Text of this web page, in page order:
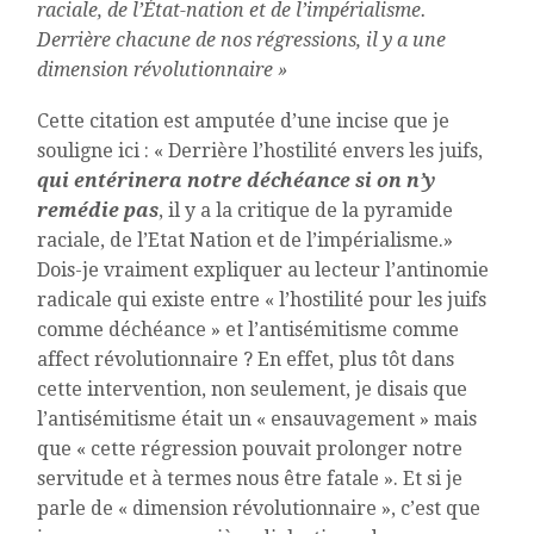
raciale, de l’État-nation et de l’impérialisme.
Derrière chacune de nos régressions, il y a une
dimension révolutionnaire »
Cette citation est amputée d’une incise que je
souligne ici : « Derrière l’hostilité envers les juifs,
qui entérinera notre déchéance si on n’y
remédie pas, il y a la critique de la pyramide
raciale, de l’Etat Nation et de l’impérialisme.»
Dois-je vraiment expliquer au lecteur l’antinomie
radicale qui existe entre « l’hostilité pour les juifs
comme déchéance » et l’antisémitisme comme
affect révolutionnaire ? En effet, plus tôt dans
cette intervention, non seulement, je disais que
l’antisémitisme était un « ensauvagement » mais
que « cette régression pouvait prolonger notre
servitude et à termes nous être fatale ». Et si je
parle de « dimension révolutionnaire », c’est que